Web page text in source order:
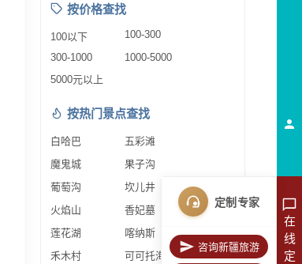
按价格查找
100以下
100-300
300-1000
1000-5000
5000元以上
按热门景点查找
白哈巴
五彩滩
魔鬼城
果子沟
葡萄沟
坎儿井
火焰山
香妃墓
莲花湖
喀纳斯
禾木村
可可托海
在
线
定
定制专家
咨询新疆旅游